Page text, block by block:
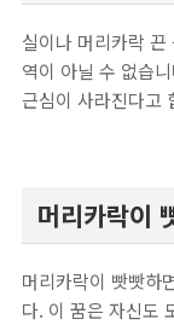
실이나 머리카락
역이 아닐 수 없습
근심이 사라진다고
머리카락이
머리카락이 빳빳하
다. 이 꿈은 자신도